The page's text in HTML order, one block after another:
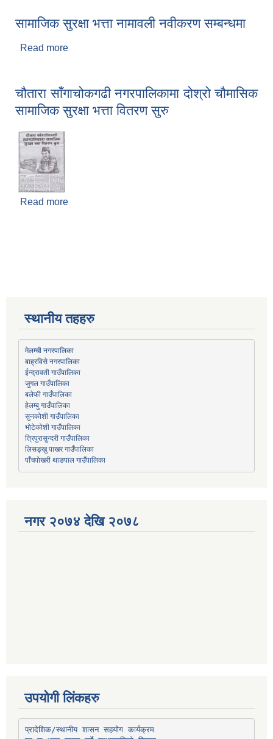
सामाजिक सुरक्षा भत्ता नामावली नवीकरण सम्बन्धमा
Read more
चौतारा साँगाचोकगढी नगरपालिकामा दोश्रो चौमासिक
सामाजिक सुरक्षा भत्ता वितरण सुरु
Read more
स्थानीय तहहरु
मेलम्ची नगरपालिका
बाह्रविसे नगरपालिका
ईन्द्रावती गाउँपालिका
जुगल गाउँपालिका
बलेफी गाउँपालिका
हेलम्बु गाउँपालिका
सुनकोशी गाउँपालिका
भोटेकोशी गाउँपालिका
त्रिपुरासुन्दरी गाउँपालिका
लिसङ्खु पाखर गाउँपालिका
पाँचपोखरी थाङपाल गाउँपालिका
नगर २०७४ देखि २०७८
उपयोगी लिंकहरु
प्रादेशिक/स्थानीय शासन सहयोग कार्यक्रम